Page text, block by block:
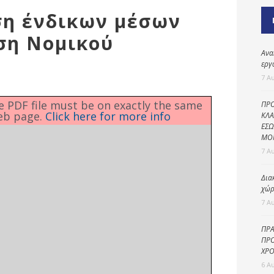
προστασία
ένδικων μέσων
Νομικού
file must be on exactly the same
page. Click here for more info
7
7
7
6